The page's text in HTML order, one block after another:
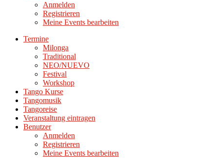
Anmelden
Registrieren
Meine Events bearbeiten
Termine
Milonga
Traditional
NEO/NUEVO
Festival
Workshop
Tango Kurse
Tangomusik
Tangoreise
Veranstaltung eintragen
Benutzer
Anmelden
Registrieren
Meine Events bearbeiten